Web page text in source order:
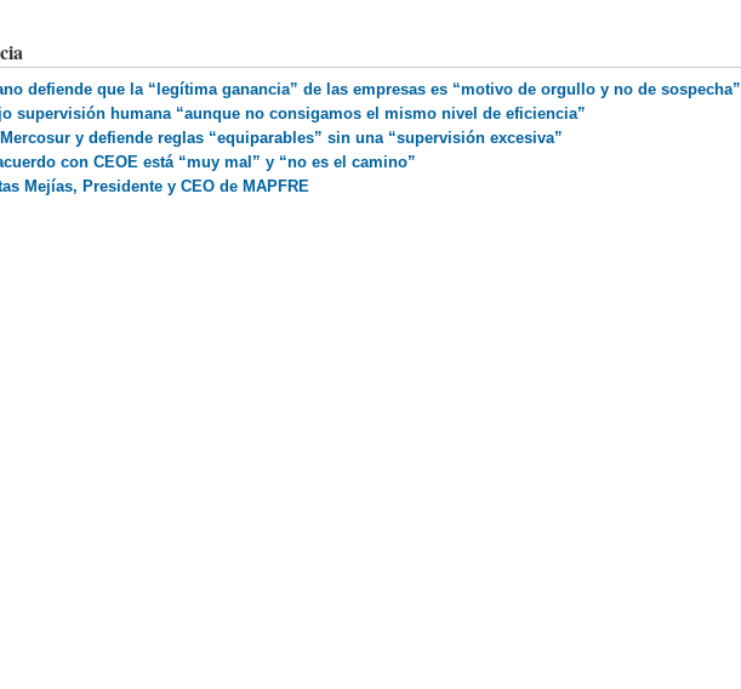
defiende que la “legítima ganancia” de las empresas es “motivo de orgullo y no de sospecha”
supervisión humana “aunque no consigamos el mismo nivel de eficiencia”
y defiende reglas “equiparables” sin una “supervisión excesiva”
con CEOE está “muy mal” y “no es el camino”
Mejías, Presidente y CEO de MAPFRE